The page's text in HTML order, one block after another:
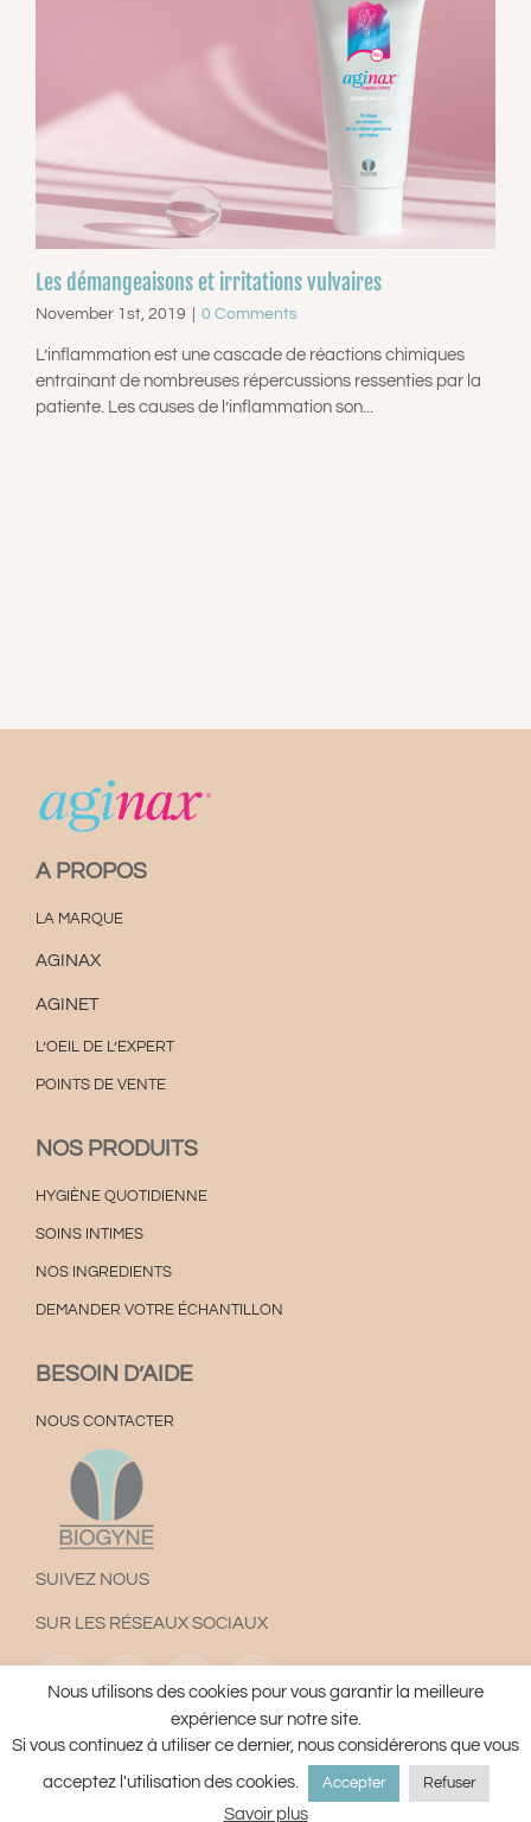
Les démangeaisons et irritations vulvaires
November 1st, 2019 0 Comments
L’inflammation est une cascade de réactions chimiques
entrainant de nombreuses répercussions ressenties par la
patiente. Les causes de l’inflammation son...
A PROPOS
LA MARQUE
AGINAX
AGINET
L’OEIL DE L’EXPERT
POINTS DE VENTE
NOS PRODUITS
HYGIÈNE QUOTIDIENNE
SOINS INTIMES
NOS INGREDIENTS
DEMANDER VOTRE ÉCHANTILLON
BESOIN D’AIDE
NOUS CONTACTER
SUIVEZ NOUS
SUR LES RÉSEAUX SOCIAUX
Plan du site Mentions Légales
Utilisation des Cookies
Conditions Générales d’Utilisation ©Aginax 2022
Nous utilisons des cookies pour vous garantir la meilleure
expérience sur notre site.
Si vous continuez à utiliser ce dernier, nous considérerons que vous
acceptez l'utilisation des cookies. Accepter Refuser
Savoir plus